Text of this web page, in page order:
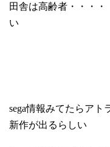
田舎は高齢者・・・
い
sega情報みてたらア
新作が出るらしい